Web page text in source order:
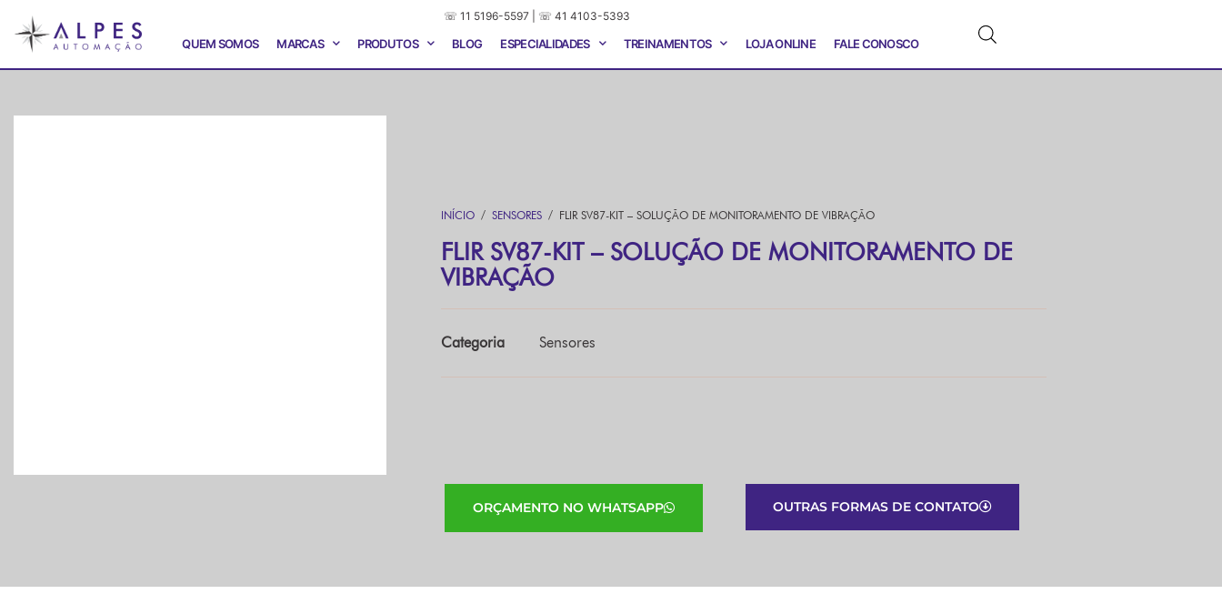
☏ 11 5196-5597 | ☏ 41 4103-5393
QUEM SOMOS MARCAS PRODUTOS BLOG ESPECIALIDADES TREINAMENTOS LOJA ONLINE FALE CONOSCO
INÍCIO /SENSORES / FLIR SV87-KIT – SOLUÇÃO DE MONITORAMENTO DE VIBRAÇÃO
FLIR SV87-KIT – SOLUÇÃO DE MONITORAMENTO DE
VIBRAÇÃO
Categoria Sensores
ORÇAMENTO NO WHATSAPP OUTRAS FORMAS DE CONTATO